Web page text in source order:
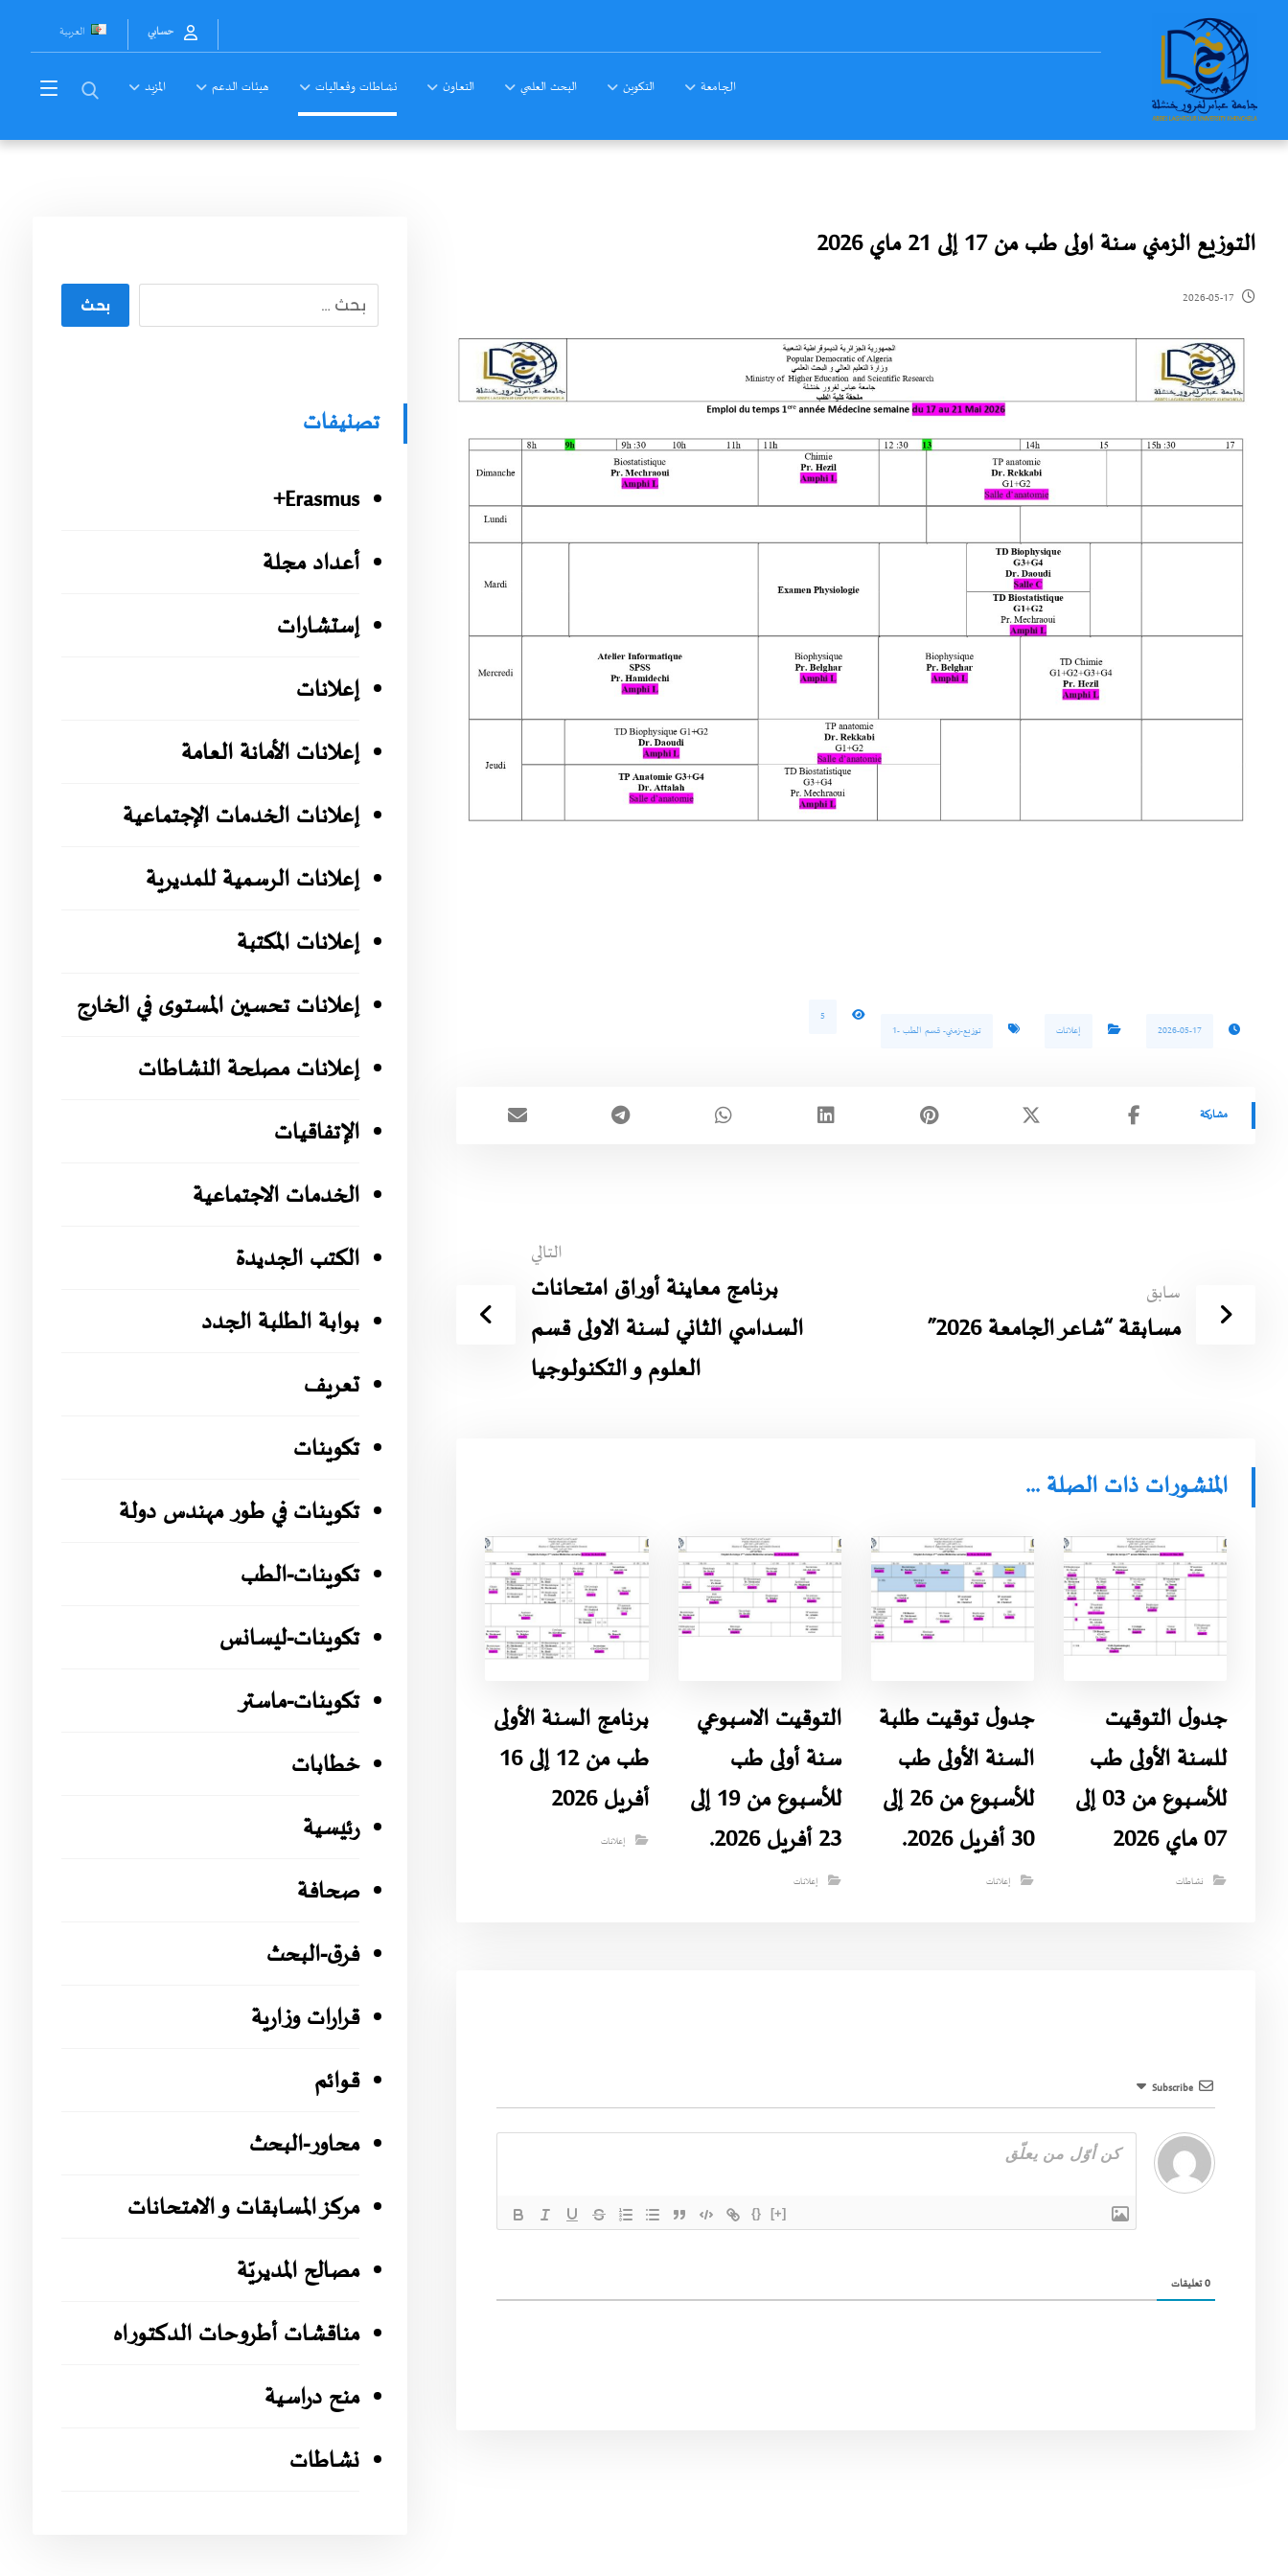
العربية حسابي
الجامعة التكوين البحث العلمي التعاون نشاطات وفعاليات هيئات الدعم المزيد
التوزيع الزمني سنة اولى طب من 17 إلى 21 ماي 2026
2026-05-17
2026-05-17 إعلانات توزيع-زمني- قسم الطب -1
5
سابق
مسابقة “شاعر الجامعة 2026”
التالي
برنامج معاينة أوراق امتحانات
السداسي الثاني لسنة الاولى قسم
العلوم و التكنولوجيا
المنشورات ذات الصلة ...
جدول التوقيت
للسنة الأولى طب
للأسبوع من 03 إلى
07 ماي 2026
نشاطات
جدول توقيت طلبة
السنة الأولى طب
للأسبوع من 26 إلى
30 أفريل 2026.
إعلانات
التوقيت الاسبوعي
سنة أولى طب
للأسبوع من 19 إلى
23 أفريل 2026.
إعلانات
برنامج السنة الأولى
طب من 12 إلى 16
أفريل 2026
إعلانات
Subscribe
{} [+]
0تعليقات
بحث
تصنيفات
Erasmus+
أعداد مجلة
إستشارات
إعلانات
إعلانات الأمانة العامة
إعلانات الخدمات الإجتماعية
إعلانات الرسمية للمديرية
إعلانات المكتبة
إعلانات تحسين المستوى في الخارج
إعلانات مصلحة النشاطات
الإتفاقيات
الخدمات الاجتماعية
الكتب الجديدة
بوابة الطلبة الجدد
تعريف
تكوينات
تكوينات في طور مهندس دولة
تكوينات-الطب
تكوينات-ليسانس
تكوينات-ماستر
خطابات
رئيسية
صحافة
فرق-البحث
قرارات وزارية
قوائم
محاور-البحث
مركز المسابقات و الامتحانات
مصالح المديريّة
مناقشات أطروحات الدكتوراه
منح دراسية
نشاطات